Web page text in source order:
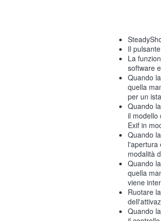
Il
La
software
Quando
quella
per un
Quando
il modello
Exif in
Quando
l'apertura
modalità
Quando
quella
viene
Ruotare
Quando